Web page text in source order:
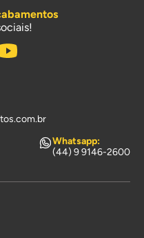
Whatsapp:
(44) 9 9146-2600